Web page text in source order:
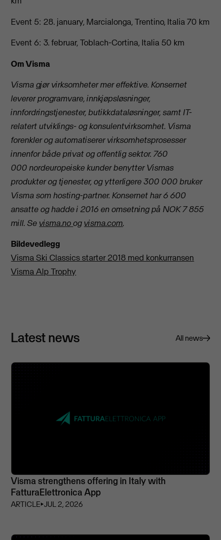
Event 5: 28. january, Marcialonga, Trentino, Italia 70 km
Event 6: 3. februar, Toblach-Cortina, Italia 50 km
Om Visma
Visma gjør virksomheter mer effektive. Konsernet
leverer programvare, innkjøpsløsninger,
innfordringstjenester, butikkdataløsninger, samt IT-
relatert utviklings- og konsulentvirksomhet. Visma
forenkler og automatiserer virksomhetsprosesser
innenfor både privat og offentlig sektor. 760
000 nordeuropeiske kunder benytter Vismas
produkter og tjenester, og ytterligere 300 000 bruker
Visma som hosting-partner. Konsernet har 6 600
ansatte og hadde i 2016 en omsetning på NOK 7 855
mill. Se visma.noog visma.com.
Bildevedlegg
Visma Ski Classics starter 2018 med konkurransen
Visma Alp Trophy
Latest news All news
Visma strengthens offering in Italy with
FatturaElettronica App
ARTICLE⏵JUL 2, 2026